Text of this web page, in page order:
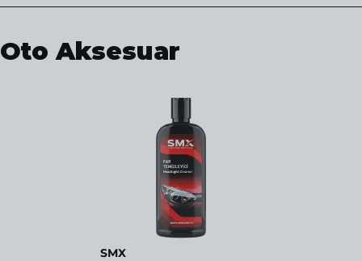
Oto Aksesuar
SMX